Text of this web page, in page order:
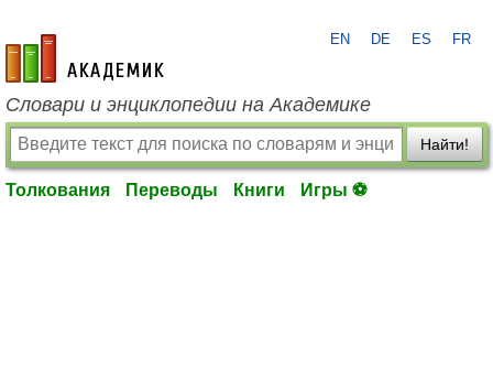
academic.ru
EN DE ES FR
Словари и энциклопедии на Академике
Найти!
Толкования Переводы Книги Игры ⚽